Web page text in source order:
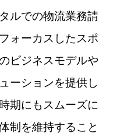
ルでの物流業務請
ォーカスしたスポ
ビジネスモデルや
ーションを提供し
期にもスムーズに
制を維持すること